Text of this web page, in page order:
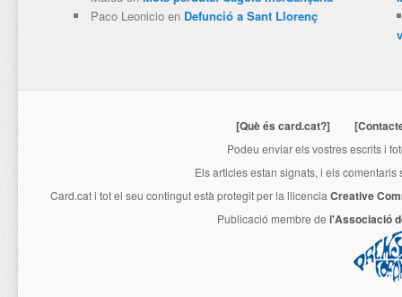
Paco Leonicioen Defunció a Sant Llorenç
[Què és card.cat?]
Podeu enviar els vostres escrits i
Els articles estan signats, i els
Card.cati tot el seu contingut està protegit per la llicencia Creative
Publicació membre de l'Associació